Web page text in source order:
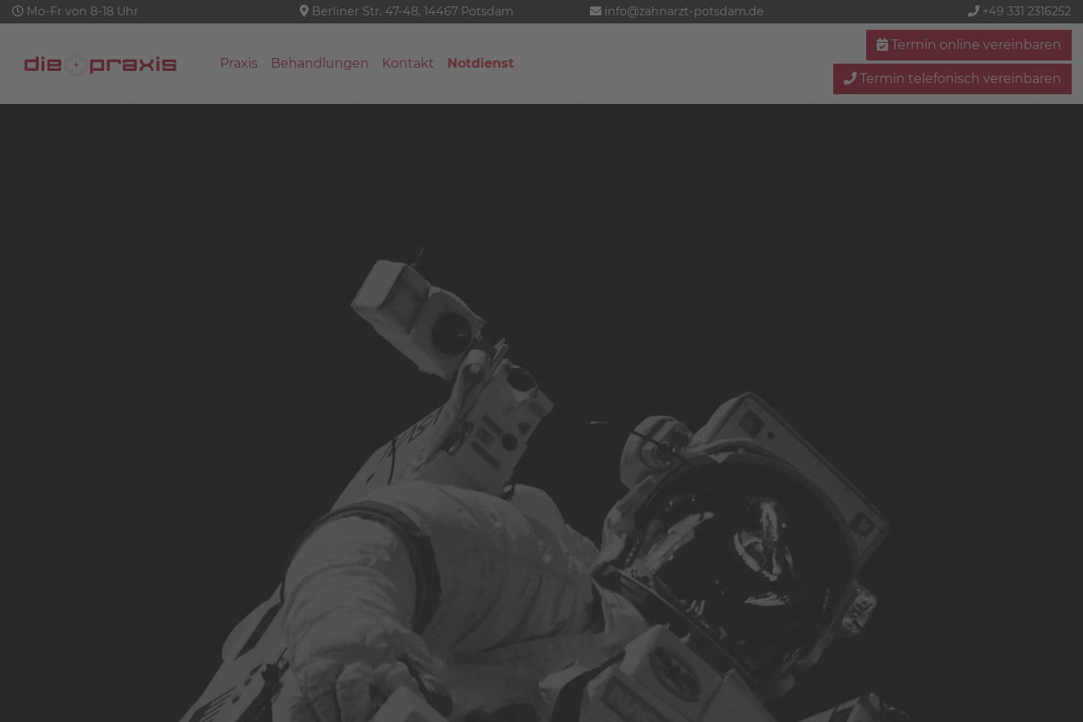
Mo-Fr von 8-18 Uhr Berliner Str. 47-48, 14467 Potsdam info@zahnarzt-potsdam.de +49 331 2316252
Praxis Behandlungen Kontakt Notdienst
Termin online vereinbaren
Termin telefonisch vereinbaren